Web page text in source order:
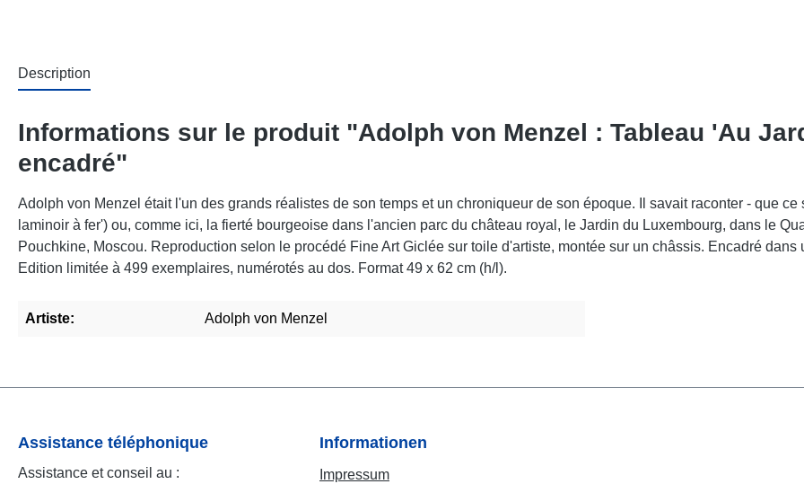
Description
Informations sur le produit "Adolph von Menzel : Tableau 'Au
encadré"
Adolph von Menzel était l'un des grands réalistes de son temps et un chroniqueur de son époque. Il savait raconter - que
laminoir à fer') ou, comme ici, la fierté bourgeoise dans l'ancien parc du château royal, le Jardin du Luxembourg, dans le
Pouchkine, Moscou. Reproduction selon le procédé Fine Art Giclée sur toile d'artiste, montée sur un châssis. Encadré
Edition limitée à 499 exemplaires, numérotés au dos. Format 49 x 62 cm (h/l).
Artiste: Adolph von Menzel
Assistance téléphonique
Assistance et conseil au :
Informationen
Impressum